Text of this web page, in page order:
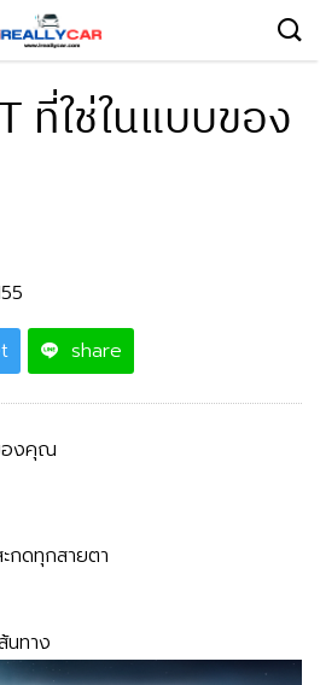
ที่ใช่ในแบบของ
share
องคุณ
กดทุกสายตา
นทาง